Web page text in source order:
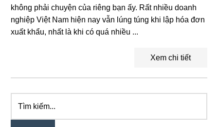
không phải chuyện của riêng bạn ấy. Rất nhiều doanh
nghiệp Việt Nam hiện nay vẫn lúng túng khi lập hóa đơn
xuất khẩu, nhất là khi có quá nhiều ...
Xem chi tiết
Primary
Sidebar
kiếm...